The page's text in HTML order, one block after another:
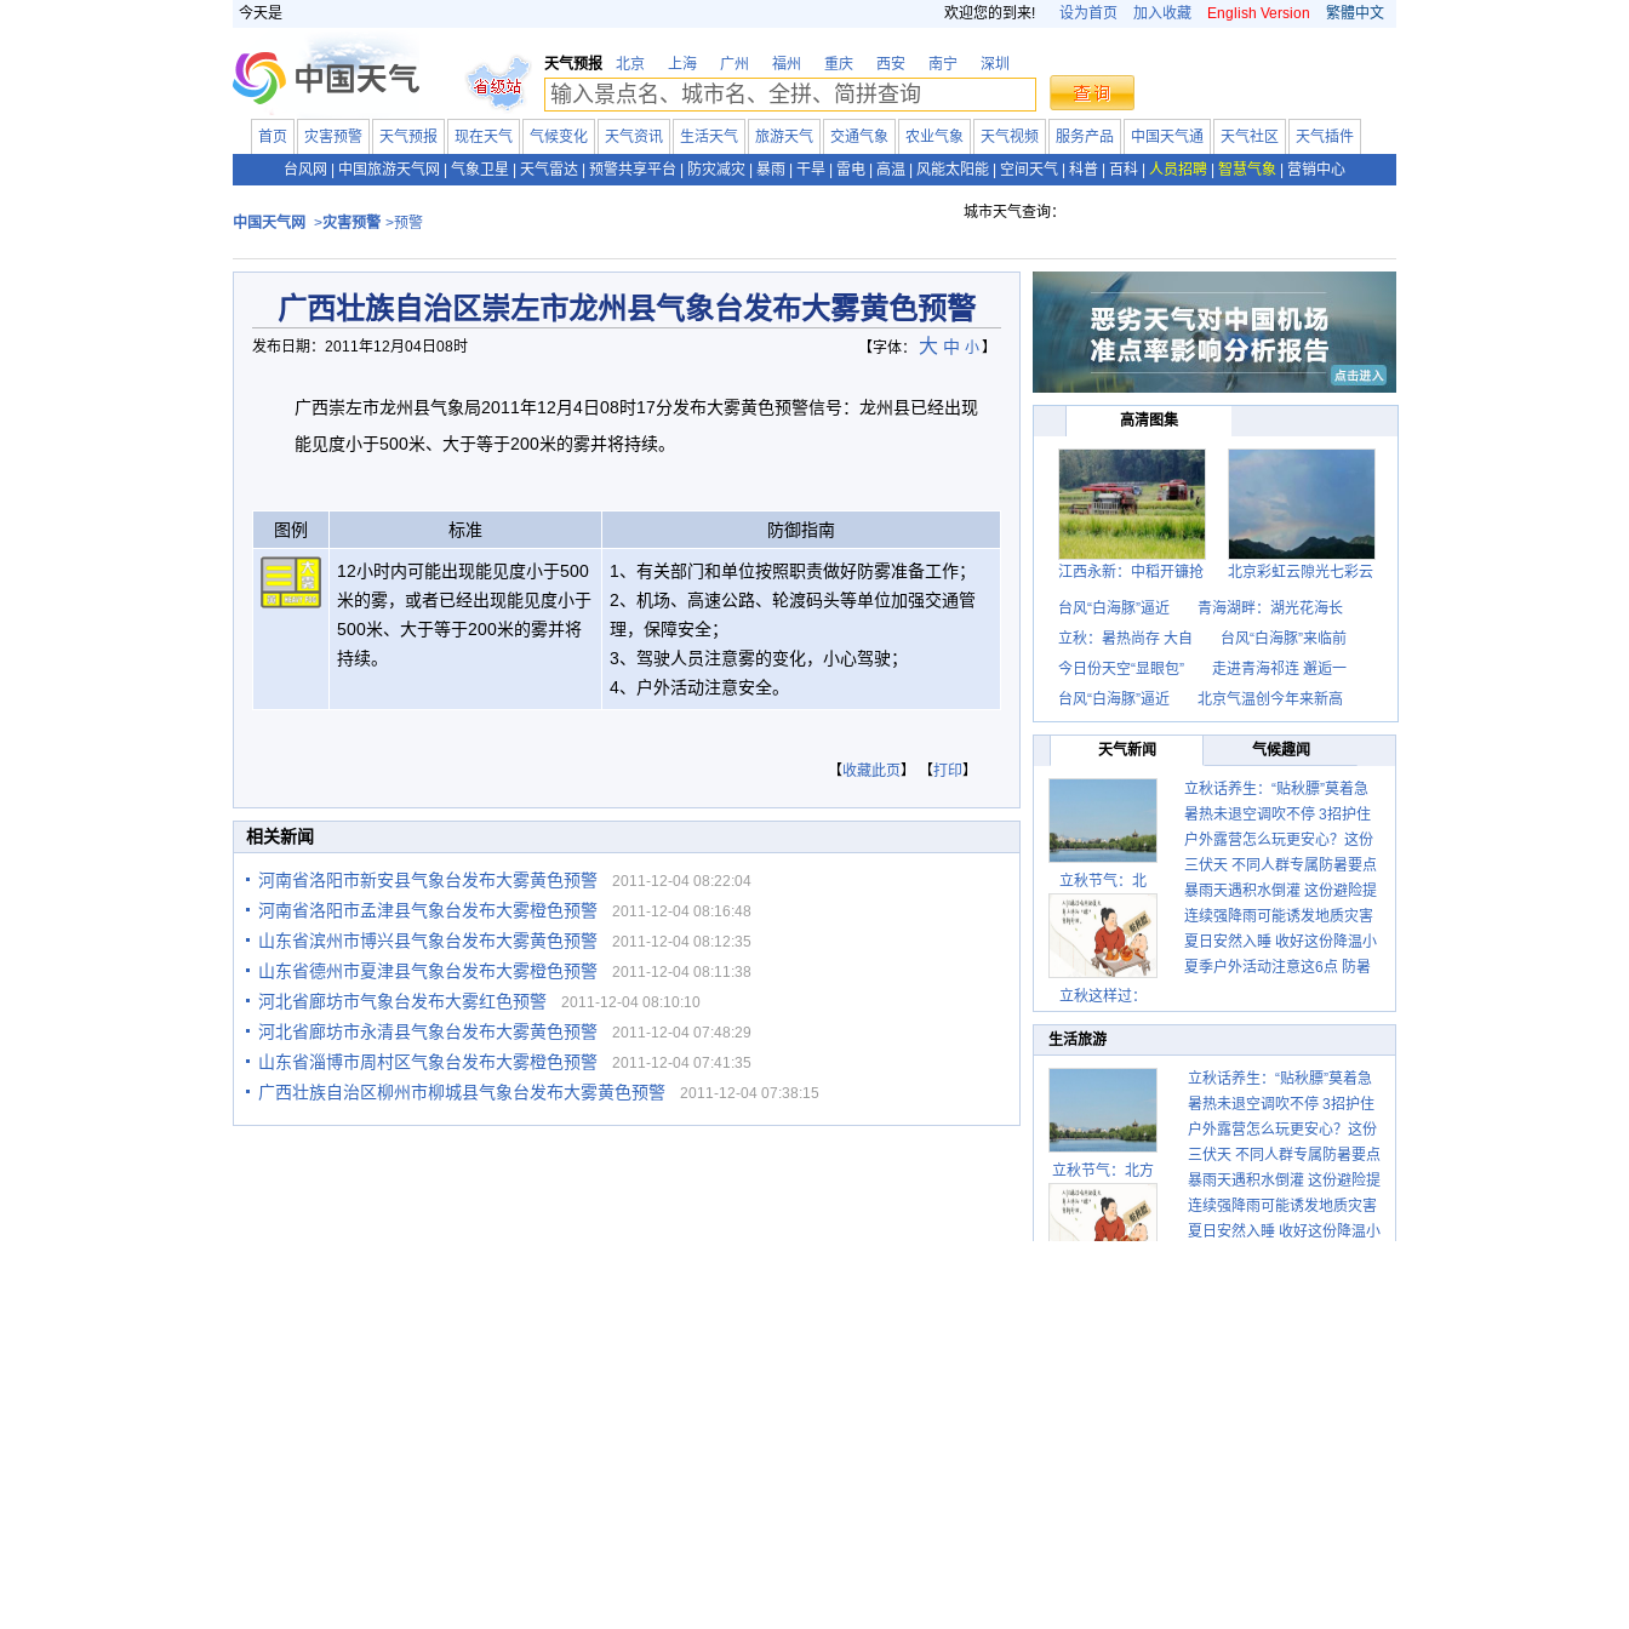
今天是 欢迎您的到来! 设为首页 加入收藏 English Version 繁體中文
天气预报 北京 上海 广州 福州 重庆 西安 南宁 深圳
首页 灾害预警 天气预报 现在天气 气候变化 天气资讯 生活天气 旅游天气 交通气象 农业气象 天气视频 服务产品 中国天气通 天气社区
天气插件
台风网
中国旅游天气网 气象卫星 天气雷达 预警共享平台 防灾减灾 暴雨 干旱 雷电 高温 风能太阳能 空间天气 科普 百科 人员招聘 智慧气象 营销中心
中国天气网 >灾害预警 >预警
城市天气查询：
广西壮族自治区崇左市龙州县气象台发布大雾黄色预警
发布日期：2011年12月04日08时 【字体： 大 中 小】
广西崇左市龙州县气象局2011年12月4日08时17分发布大雾黄色预警信号：龙州县已经出现
能见度小于500米、大于等于200米的雾并将持续。
图例 标准 防御指南
12小时内可能出现能见度小于500
米的雾，或者已经出现能见度小于
500米、大于等于200米的雾并将
持续。
1、有关部门和单位按照职责做好防雾准备工作；
2、机场、高速公路、轮渡码头等单位加强交通管
理，保障安全；
3、驾驶人员注意雾的变化，小心驾驶；
4、户外活动注意安全。
【收藏此页】 【打印】
相关新闻
河南省洛阳市新安县气象台发布大雾黄色预警 2011-12-04 08:22:04
河南省洛阳市孟津县气象台发布大雾橙色预警 2011-12-04 08:16:48
山东省滨州市博兴县气象台发布大雾黄色预警 2011-12-04 08:12:35
山东省德州市夏津县气象台发布大雾橙色预警 2011-12-04 08:11:38
河北省廊坊市气象台发布大雾红色预警 2011-12-04 08:10:10
河北省廊坊市永清县气象台发布大雾黄色预警 2011-12-04 07:48:29
山东省淄博市周村区气象台发布大雾橙色预警 2011-12-04 07:41:35
广西壮族自治区柳州市柳城县气象台发布大雾黄色预警 2011-12-04 07:38:15
高清图集
江西永新：中稻开镰抢 北京彩虹云隙光七彩云
台风“白海豚”逼近
青海湖畔：湖光花海长
立秋：暑热尚存 大自
台风“白海豚”来临前
今日份天空“显眼包”
走进青海祁连 邂逅一
台风“白海豚”逼近
北京气温创今年来新高
天气新闻 气候趣闻
立秋节气：北
立秋这样过：
立秋话养生：“贴秋膘”莫着急
先清暑再防燥
暑热未退空调吹不停 3招护住
肩颈不酸痛
户外露营怎么玩更安心？这份
攻略请收好
三伏天 不同人群专属防暑要点
请收好
暴雨天遇积水倒灌 这份避险提
示请收好
连续强降雨可能诱发地质灾害
这些前兆要知道
夏日安然入睡 收好这份降温小
贴士
夏季户外活动注意这6点 防暑
生活旅游
立秋节气：北方
逐渐转凉 南方暑
热仍盛
立秋话养生：“贴秋膘”莫着急
先清暑再防燥
暑热未退空调吹不停 3招护住
肩颈不酸痛
户外露营怎么玩更安心？这份
攻略请收好
三伏天 不同人群专属防暑要点
请收好
暴雨天遇积水倒灌 这份避险提
示请收好
连续强降雨可能诱发地质灾害
这些前兆要知道
夏日安然入睡 收好这份降温小